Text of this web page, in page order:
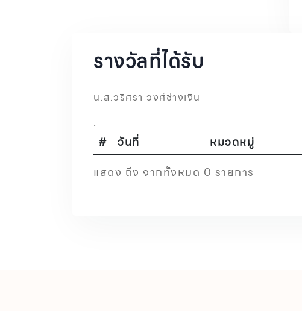
รางวัลที่ได้รับ
น.ส.วริศรา วงศ์ช่างเงิน
.
#
วันที่ หมวดหมู่
แสดง ถึง จากทั้งหมด 0 รายการ